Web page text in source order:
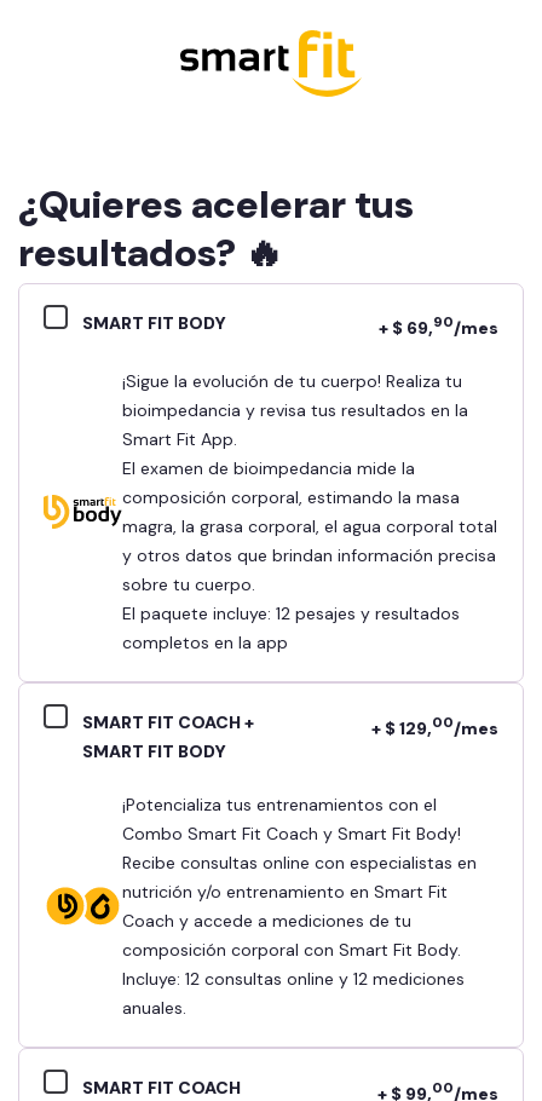
¿Quieres acelerar tus
resultados? 🔥
SMART FIT BODY + $ 69,90/mes
¡Sigue la evolución de tu cuerpo! Realiza tu
bioimpedancia y revisa tus resultados en la
Smart Fit App.
El examen de bioimpedancia mide la
composición corporal, estimando la masa
magra, la grasa corporal, el agua corporal total
y otros datos que brindan información precisa
sobre tu cuerpo.
El paquete incluye: 12 pesajes y resultados
completos en la app
SMART FIT COACH +
SMART FIT BODY
+ $ 129,00/mes
¡Potencializa tus entrenamientos con el
Combo Smart Fit Coach y Smart Fit Body!
Recibe consultas online con especialistas en
nutrición y/o entrenamiento en Smart Fit
Coach y accede a mediciones de tu
composición corporal con Smart Fit Body.
Incluye: 12 consultas online y 12 mediciones
anuales.
SMART FIT COACH + $ 99,00/mes